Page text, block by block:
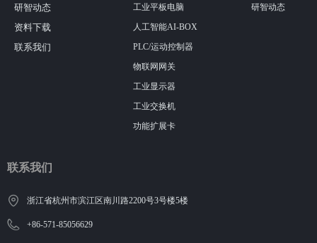
研智动态
资料下载
联系我们
工业平板电脑
人工智能AI-BOX
PLC/运动控制器
物联网网关
工业显示器
工业交换机
功能扩展卡
研智动态
联系我们
浙江省杭州市滨江区南川路2200号3号楼5楼
+86-571-85056629